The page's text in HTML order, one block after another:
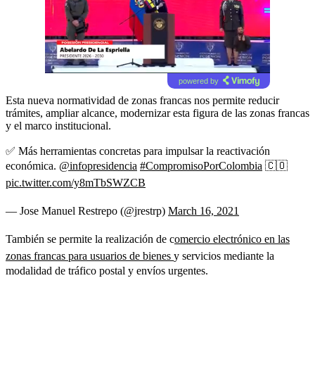
powered by
Esta nueva normatividad de zonas francas nos permite reducir
trámites, ampliar alcance, modernizar esta figura de las zonas francas
y el marco institucional.
✅ Más herramientas concretas para impulsar la reactivación
económica. @infopresidencia #CompromisoPorColombia 🇨🇴
pic.twitter.com/y8mTbSWZCB
— Jose Manuel Restrepo (@jrestrp) March 16, 2021
También se permite la realización de comercio electrónico en las
zonas francas para usuarios de bienes y servicios mediante la
modalidad de tráfico postal y envíos urgentes.